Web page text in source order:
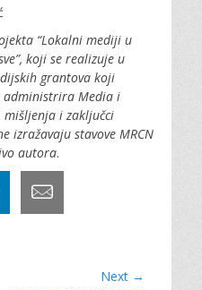
“Lokalni mediji u
koji se realizuje u
grantova koji
administrira Media i
mišljenja i zaključci
izražavaju stavove MRCN
autora.
Next →